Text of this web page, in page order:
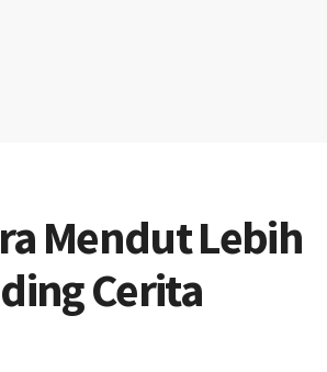
Mendut Lebih
Cerita